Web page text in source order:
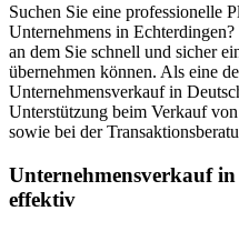
Suchen Sie eine professionelle
Unternehmens in
an dem Sie schnell und sicher
übernehmen können. Als eine
Unternehmensverkauf in
Unterstützung beim Verkauf
sowie bei der
Unternehmensverkauf
effektiv